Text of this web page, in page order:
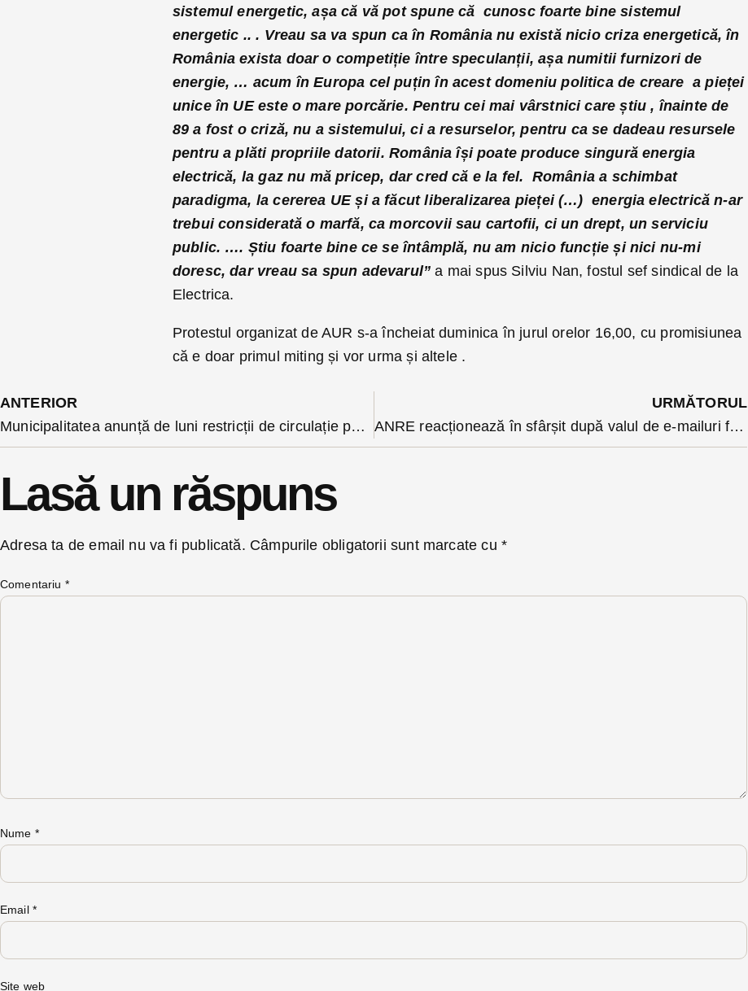
sistemul energetic, așa că vă pot spune că cunosc foarte bine sistemul
energetic .. . Vreau sa va spun ca în România nu există nicio criza energetică, în
România exista doar o competiție între speculanții, așa numitii furnizori de
energie, … acum în Europa cel puțin în acest domeniu politica de creare a pieței
unice în UE este o mare porcărie. Pentru cei mai vârstnici care știu , înainte de
89 a fost o criză, nu a sistemului, ci a resurselor, pentru ca se dadeau resursele
pentru a plăti propriile datorii. România își poate produce singură energia
electrică, la gaz nu mă pricep, dar cred că e la fel. România a schimbat
paradigma, la cererea UE și a făcut liberalizarea pieței (…) energia electrică n-ar
trebui considerată o marfă, ca morcovii sau cartofii, ci un drept, un serviciu
public. …. Știu foarte bine ce se întâmplă, nu am nicio funcție și nici nu-mi
doresc, dar vreau sa spun adevarul”a mai spus Silviu Nan, fostul sef sindical de la
Electrica.
Protestul organizat de AUR s-a încheiat duminica în jurul orelor 16,00, cu promisiunea
că e doar primul miting și vor urma și altele .
ANTERIOR
Municipalitatea anunță de luni restricții de circulație pe strada Ghinzii pentru refacerea punți pietonale
URMĂTORUL
ANRE reacționează în sfârșit după valul de e-mailuri false trimise în numele operatorilor de energie și gaze
Lasă un răspuns
Adresa ta de email nu va fi publicată. Câmpurile obligatorii sunt marcate cu *
Comentariu *
Nume *
Email *
Site web